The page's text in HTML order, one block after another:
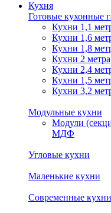
Кухня
Готовые кухонные
Кухни 1,1
Кухни 1,6
Кухни 1,8
Кухни 2 метра
Кухни 2,4
Кухни 1,5
Кухни 3,2
Модульные кухни
Модули
МДФ
Угловые кухни
Маленькие кухни
Современные кухни